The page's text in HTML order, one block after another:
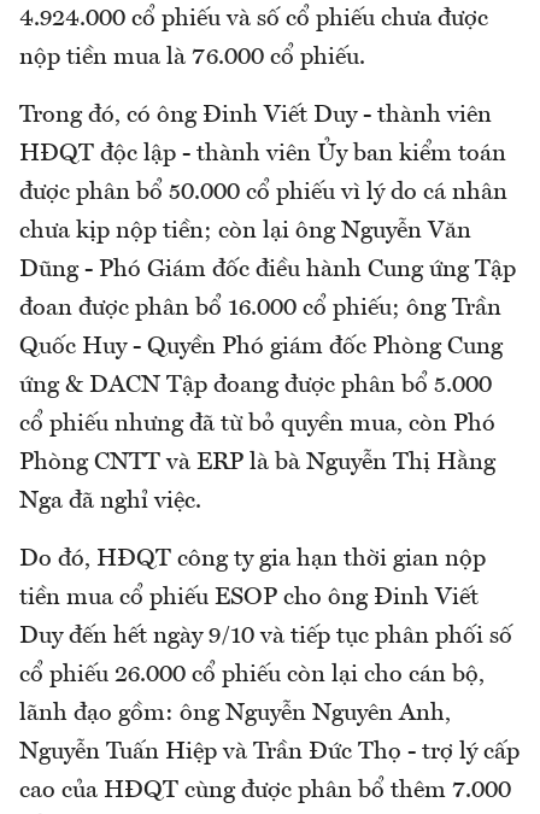
4.924.000 cổ phiếu và số cổ phiếu chưa được
nộp tiền mua là 76.000 cổ phiếu.
Trong đó, có ông Đinh Viết Duy - thành viên
HĐQT độc lập - thành viên Ủy ban kiểm toán
được phân bổ 50.000 cổ phiếu vì lý do cá nhân
chưa kịp nộp tiền; còn lại ông Nguyễn Văn
Dũng - Phó Giám đốc điều hành Cung ứng Tập
đoan được phân bổ 16.000 cổ phiếu; ông Trần
Quốc Huy - Quyền Phó giám đốc Phòng Cung
ứng & DACN Tập đoang được phân bổ 5.000
cổ phiếu nhưng đã từ bỏ quyền mua, còn Phó
Phòng CNTT và ERP là bà Nguyễn Thị Hằng
Nga đã nghỉ việc.
Do đó, HĐQT công ty gia hạn thời gian nộp
tiền mua cổ phiếu ESOP cho ông Đinh Viết
Duy đến hết ngày 9/10 và tiếp tục phân phối số
cổ phiếu 26.000 cổ phiếu còn lại cho cán bộ,
lãnh đạo gồm: ông Nguyễn Nguyên Anh,
Nguyễn Tuấn Hiệp và Trần Đức Thọ - trợ lý cấp
cao của HĐQT cùng được phân bổ thêm 7.000